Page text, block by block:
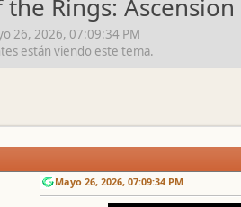
Rings:
26, 2026, 07:09:34 PM
están viendo este tema.
Mayo 26, 2026, 07:09:34 PM